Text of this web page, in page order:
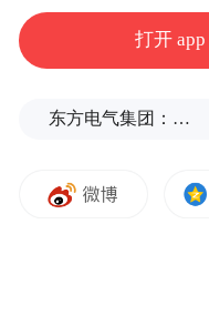
有博主还透露，
5000万像素广角
焦摄像头以及一
的组合。机身内
打开
东方电气集团：坚决拥护党中央决定